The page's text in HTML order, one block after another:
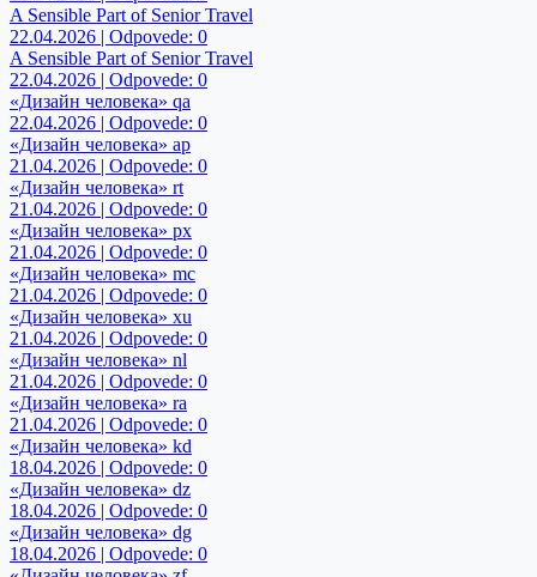
A Sensible Part of Senior Travel
22.04.2026 | Odpovede: 0
A Sensible Part of Senior Travel
22.04.2026 | Odpovede: 0
«Дизайн человека» qa
22.04.2026 | Odpovede: 0
«Дизайн человека» ap
21.04.2026 | Odpovede: 0
«Дизайн человека» rt
21.04.2026 | Odpovede: 0
«Дизайн человека» px
21.04.2026 | Odpovede: 0
«Дизайн человека» mc
21.04.2026 | Odpovede: 0
«Дизайн человека» xu
21.04.2026 | Odpovede: 0
«Дизайн человека» nl
21.04.2026 | Odpovede: 0
«Дизайн человека» ra
21.04.2026 | Odpovede: 0
«Дизайн человека» kd
18.04.2026 | Odpovede: 0
«Дизайн человека» dz
18.04.2026 | Odpovede: 0
«Дизайн человека» dg
18.04.2026 | Odpovede: 0